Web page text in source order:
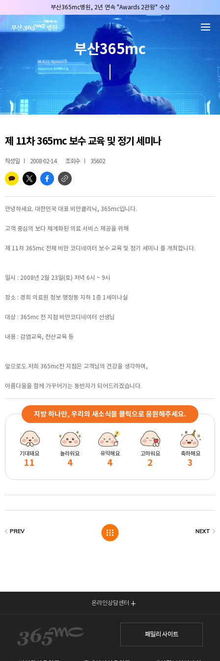
부산365mc병원, 2년 연속 "Awards 2관왕" 수상
2025 "부산365mc 보건복지부 장관상" 수상!
부산365mc병원, 8/15(토) 광복절 정상진료
부산365mc병원, 2년 연속 "Awards 2관왕" 수상
2025 "부산365mc 보건복지부 장관상" 수상!
부산365mc
제 11차 365mc 보수 교육 및 정기 세미나
작성일 2008-02-14 조회수 35602
안녕하세요. 대한민국 대표 비만클리닉, 365mc입니다.
고객 중심의 보다 체계화된 의료 서비스 제공을 위해
제 11차 365mc 전체 비만 코디네이터 보수 교육 및 정기 세미나 를 개최합니다.
일시 : 2008년 2월 23일(토) 저녁 6시 ~ 9시
장소 : 경희 의료원 정보 행정동 지하 1층 1세미나실
대상 : 365mc 전 지점 비만코디네이터 선생님
내용 : 감염교육, 전산교육 등
앞으로도 저희 365mc전 지점은 고객님의 건강을 생각하며,
아름다움을 함께 가꾸어가는 동반자가 되어드리겠습니다.
지방 하나만, 우리의 새소식을 클릭으로 응원해주세요.
기대돼요
11
놀라워요
4
유익해요
4
고마워요
2
축하해요
3
온라인상담센터
패밀리 사이트